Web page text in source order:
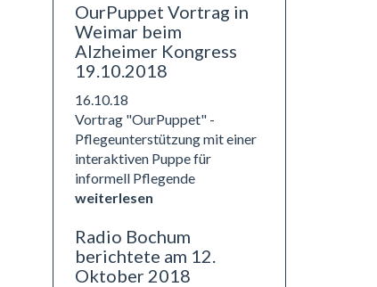
OurPuppet Vortrag in
Weimar beim
Alzheimer Kongress
19.10.2018
16.10.18
Vortrag "OurPuppet" -
Pflegeunterstützung mit einer
interaktiven Puppe für
informell Pflegende
weiterlesen
Radio Bochum
berichtete am 12.
Oktober 2018